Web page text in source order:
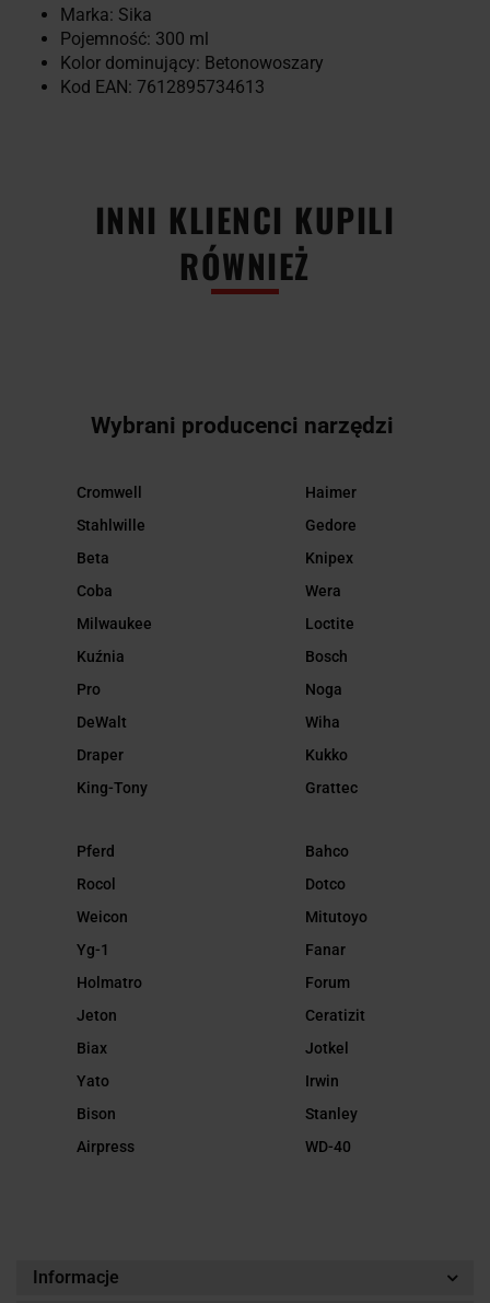
Marka: Sika
Pojemność: 300 ml
Kolor dominujący: Betonowoszary
Kod EAN: 7612895734613
INNI KLIENCI KUPILI
RÓWNIEŻ
Wybrani producenci narzędzi
Cromwell
Stahlwille
Beta
Coba
Milwaukee
Kuźnia
Pro
DeWalt
Draper
King-Tony
Haimer
Gedore
Knipex
Wera
Loctite
Bosch
Noga
Wiha
Kukko
Grattec
Pferd
Rocol
Weicon
Yg-1
Holmatro
Jeton
Biax
Yato
Bison
Airpress
Bahco
Dotco
Mitutoyo
Fanar
Forum
Ceratizit
Jotkel
Irwin
Stanley
WD-40
Informacje